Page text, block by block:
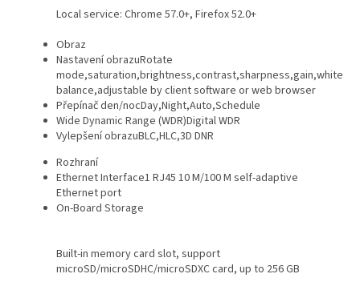
Local service: Chrome 57.0+, Firefox 52.0+
Obraz
Nastavení obrazuRotate
mode,saturation,brightness,contrast,sharpness,gain,white
balance,adjustable by client software or web browser
Přepínač den/nocDay,Night,Auto,Schedule
Wide Dynamic Range (WDR)Digital WDR
Vylepšení obrazuBLC,HLC,3D DNR
Rozhraní
Ethernet Interface1 RJ45 10 M/100 M self-adaptive
Ethernet port
On-Board Storage
Built-in memory card slot, support
microSD/microSDHC/microSDXC card, up to 256 GB